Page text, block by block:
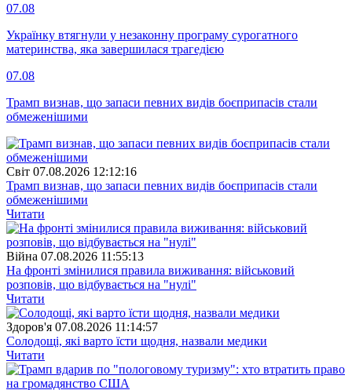
07.08
Українку втягнули у незаконну програму сурогатного
материнства, яка завершилася трагедією
07.08
Трамп визнав, що запаси певних видів боєприпасів стали
обмеженішими
Свiт 07.08.2026 12:12:16
Трамп визнав, що запаси певних видів боєприпасів стали
обмеженішими
Читати
Війна 07.08.2026 11:55:13
На фронті змінилися правила виживання: військовий
розповів, що відбувається на "нулі"
Читати
Здоров'я 07.08.2026 11:14:57
Солодощі, які варто їсти щодня, назвали медики
Читати